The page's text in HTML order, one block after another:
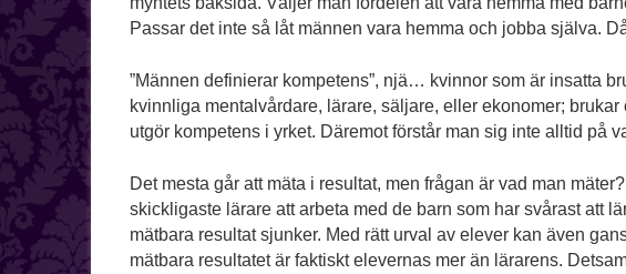
Passar det inte så låt männen vara hemma och jobba själva.
”Männen definierar kompetens”, njä… kvinnor som är insatta
kvinnliga mentalvårdare, lärare, säljare, eller ekonomer;
utgör kompetens i yrket. Däremot förstår man sig inte alltid på
Det mesta går att mäta i resultat, men frågan är vad man
skickligaste lärare att arbeta med de barn som har svårast att
mätbara resultat sjunker. Med rätt urval av elever kan även
mätbara resultatet är faktiskt elevernas mer än lärarens.